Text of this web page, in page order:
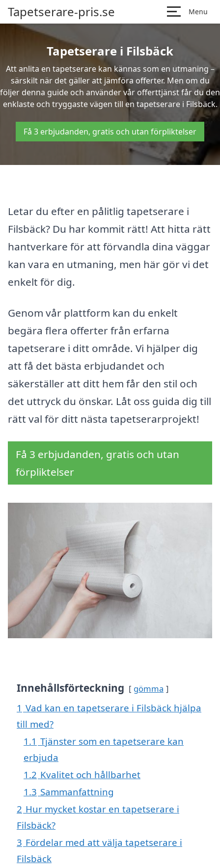
Tapetserare-pris.se Menu
Tapetserare i Filsbäck
Att anlita en tapetserare kan kännas som en utmaning –
särskilt när det gäller att jämföra offerter. Men om du
följer denna guide och använder vår offerttjänst får du den
enklaste och tryggaste vägen till en tapetserare i Filsbäck.
Få 3 erbjudanden, gratis och utan förpliktelser
Letar du efter en pålitlig tapetserare i
Filsbäck? Du har kommit rätt! Att hitta rätt
hantverkare för att förvandla dina väggar
kan vara en utmaning, men här gör vi det
enkelt för dig.
Genom vår plattform kan du enkelt
begära flera offerter från erfarna
tapetserare i ditt område. Vi hjälper dig
att få det bästa erbjudandet och
säkerställer att ditt hem får den stil och
det uttryck du önskar. Låt oss guida dig till
rätt val för ditt nästa tapetserarprojekt!
Få 3 erbjudanden, gratis och utan
förpliktelser
Innehållsförteckning gömma
1 Vad kan en tapetserare i Filsbäck hjälpa
till med?
1.1 Tjänster som en tapetserare kan
erbjuda
1.2 Kvalitet och hållbarhet
1.3 Sammanfattning
2 Hur mycket kostar en tapetserare i
Filsbäck?
3 Fördelar med att välja tapetserare i
Filsbäck